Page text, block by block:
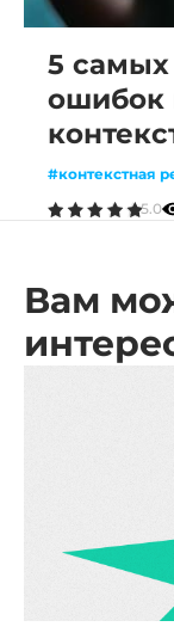
5
ошибок
#контекстная
5.0
Вам